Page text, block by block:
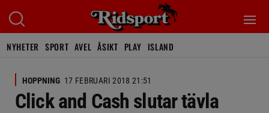
NYHETER SPORT AVEL ÅSIKT PLAY ISLAND
HOPPNING 17 FEBRUARI 2018 21:51
Click and Cash slutar tävla